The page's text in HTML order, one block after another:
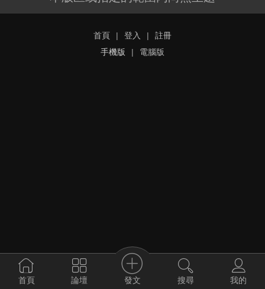
首頁 | 登入 |
註冊
手機版
| 電腦版
首頁 論壇 發文 搜尋 我的